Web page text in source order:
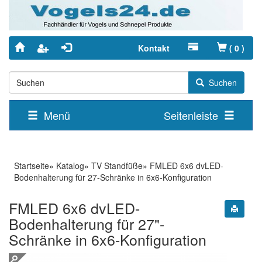
Kontakt ( 0 )
Suchen
Menü Seitenleiste
Startseite» Katalog» TV Standfüße» FMLED 6x6 dvLED-
Bodenhalterung für 27-Schränke in 6x6-Konfiguration
FMLED 6x6 dvLED-
Bodenhalterung für 27"-
Schränke in 6x6-Konfiguration